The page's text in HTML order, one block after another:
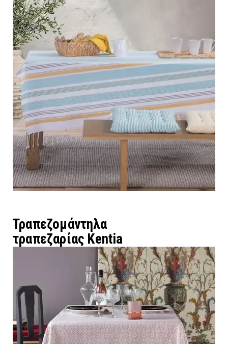
Τραπεζομάντηλα
τραπεζαρίας Kentia